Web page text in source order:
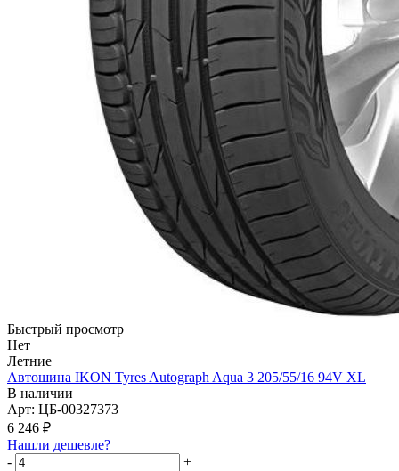
Быстрый просмотр
Нет
Летние
Автошина IKON Tyres Autograph Aqua 3 205/55/16 94V XL
В наличии
Арт: ЦБ-00327373
6 246 ₽
Нашли дешевле?
-
+